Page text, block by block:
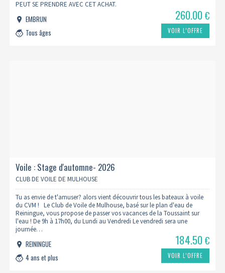
PEUT SE PRENDRE AVEC CET ACHAT.
EMBRUN
Tous âges
260.00€
VOIR L’OFFRE
Voile : Stage d'automne- 2026
CLUB DE VOILE DE MULHOUSE
Tu as envie de t'amuser? alors vient découvrir tous les bateaux à voile
du CVM ! Le Club de Voile de Mulhouse, basé sur le plan d'eau de
Reiningue, vous propose de passer vos vacances de la Toussaint sur
l'eau ! De 9h à 17h00, du Lundi au Vendredi Le vendredi sera une
journée…
REININGUE
4 ans et plus
184.50€
VOIR L’OFFRE